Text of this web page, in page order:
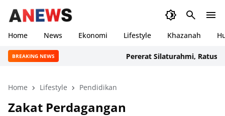
Home News Ekonomi Lifestyle Khazanah
BREAKING NEWS Pererat Silaturahmi, Ratusan
Home Lifestyle Pendidikan
Zakat Perdagangan